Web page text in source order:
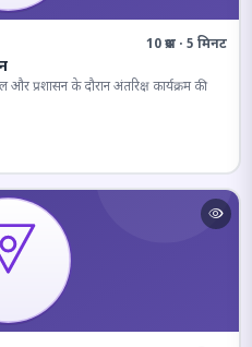
10 प्रश्न · 5 मिनट
प्रशासन के दौरान अंतरिक्ष कार्यक्रम की